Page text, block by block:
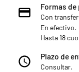
Formas de
Con
En efectivo.
Hasta 18
Plazo de
Consultar.